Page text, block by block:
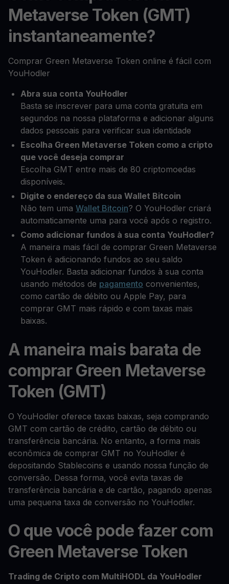
Metaverse Token (GMT)
instantaneamente?
Comprar Green Metaverse Token online é fácil com
YouHodler
Abra sua conta YouHodler
Basta se inscrever para uma conta gratuita em
segundos na nossa plataforma e adicionar alguns
dados pessoais para verificar sua identidade
Escolha Green Metaverse Token como a cripto
que você deseja comprar
Escolha GMT entre mais de 80 criptomoedas
disponíveis.
Digite o endereço da sua Wallet Bitcoin
Não tem uma Wallet Bitcoin? O YouHodler criará
automaticamente uma para você após o registro.
Como adicionar fundos à sua conta YouHodler?
A maneira mais fácil de comprar Green Metaverse
Token é adicionando fundos ao seu saldo
YouHodler. Basta adicionar fundos à sua conta
usando métodos de pagamento convenientes,
como cartão de débito ou Apple Pay, para
comprar GMT mais rápido e com taxas mais
baixas.
A maneira mais barata de
comprar Green Metaverse
Token (GMT)
O YouHodler oferece taxas baixas, seja comprando
GMT com cartão de crédito, cartão de débito ou
transferência bancária. No entanto, a forma mais
econômica de comprar GMT no YouHodler é
depositando Stablecoins e usando nossa função de
conversão. Dessa forma, você evita taxas de
transferência bancária e de cartão, pagando apenas
uma pequena taxa de conversão no YouHodler.
O que você pode fazer com
Green Metaverse Token
Trading de Cripto com MultiHODL da YouHodler